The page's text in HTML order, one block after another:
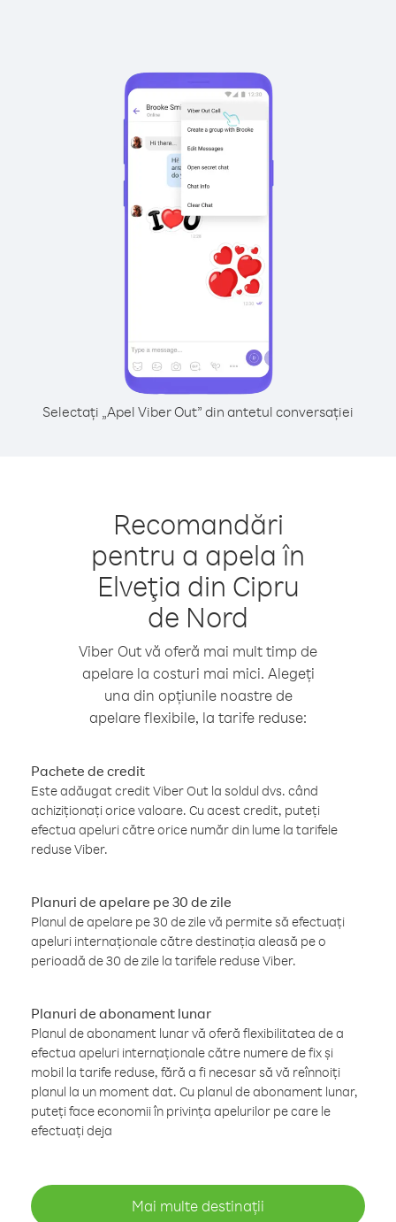
Selectați „Apel Viber Out” din antetul conversației
Recomandări
pentru a apela în
Elveţia din Cipru
de Nord
Viber Out vă oferă mai mult timp de
apelare la costuri mai mici. Alegeți
una din opțiunile noastre de
apelare flexibile, la tarife reduse:
Pachete de credit
Este adăugat credit Viber Out la soldul dvs. când
achiziționați orice valoare. Cu acest credit, puteți
efectua apeluri către orice număr din lume la tarifele
reduse Viber.
Planuri de apelare pe 30 de zile
Planul de apelare pe 30 de zile vă permite să efectuați
apeluri internaționale către destinația aleasă pe o
perioadă de 30 de zile la tarifele reduse Viber.
Planuri de abonament lunar
Planul de abonament lunar vă oferă flexibilitatea de a
efectua apeluri internaționale către numere de fix și
mobil la tarife reduse, fără a fi necesar să vă reînnoiți
planul la un moment dat. Cu planul de abonament lunar,
puteți face economii în privința apelurilor pe care le
efectuați deja
Mai multe destinații